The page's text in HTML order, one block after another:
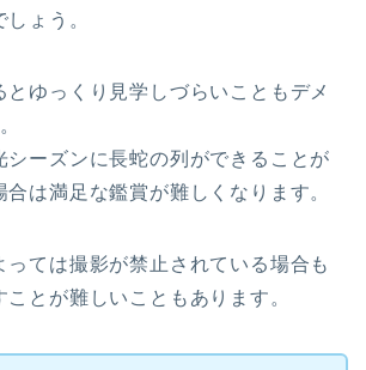
ょう。
とゆっくり見学しづらいこともデメ
シーズンに長蛇の列ができることが
は満足な鑑賞が難しくなります。
っては撮影が禁止されている場合も
とが難しいこともあります。